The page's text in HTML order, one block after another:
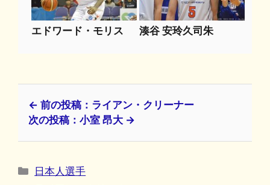
エドワード・モリス 湊谷 安玲久司朱
← 前の投稿：ライアン・クリーナー
次の投稿：小室 昂大 →
カ
日本人選手